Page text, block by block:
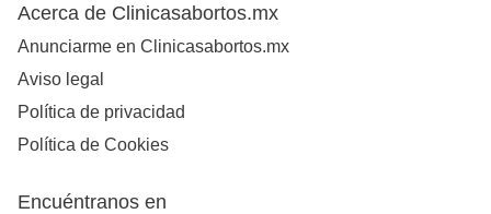
Acerca de Clinicasabortos.mx
Anunciarme en Clinicasabortos.mx
Aviso legal
Política de privacidad
Política de Cookies
Encuéntranos en